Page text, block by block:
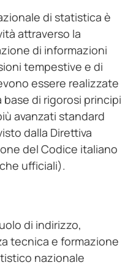
di statistica è
attraverso la
di informazioni
tempestive e di
essere realizzate
di rigorosi principi
avanzati standard
dalla Direttiva
del Codice italiano
ufficiali).
di indirizzo,
tecnica e formazione
nazionale